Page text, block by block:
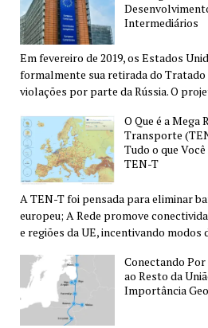
Intermediários
Em fevereiro de 2019, os Estados
formalmente sua retirada do
violações por parte da Rússia. O
O Que é a Mega
Transporte
Tudo o que
TEN-T
A TEN-T foi pensada para eliminar
europeu; A Rede promove
e regiões da UE, incentivando modos
Conectando
ao Resto da
Importância